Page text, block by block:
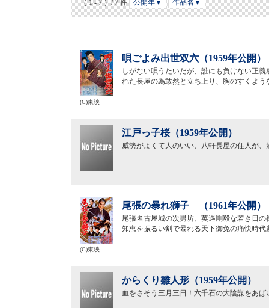
（ 1 - 7 ）/ 7 件 公開年▼ 作品名▼
唄ごよみ出世双六（1959年公開）
しがない唄うたいだが、誰にも負けない正
れた長屋の為敢然と立ち上り、胸のすくよう
(C)東映
江戸っ子桜（1959年公開）
威勢がよくて人のいい、八軒長屋の住人が
尾張の暴れ獅子 （1961年公開）
尾張名古屋城の次男坊、英遇剛毅な若き日
知恵を振るい剣で暴れる天下御免の痛快時代
(C)東映
からくり雛人形（1959年公開）
血をさそう三月三日！六千石の大陰謀をあば